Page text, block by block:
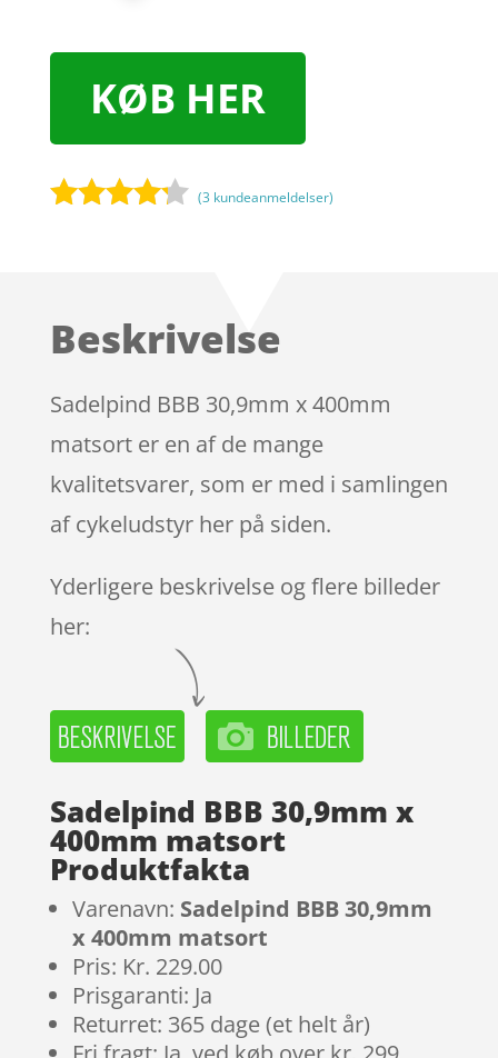
KØB HER
på
mmelser
(3 kundeanmeldelser)
Beskrivelse
Sadelpind BBB 30,9mm x 400mm
matsort er en af de mange
kvalitetsvarer, som er med i samlingen
af cykeludstyr her på siden.
Yderligere beskrivelse og flere billeder
her:
Sadelpind BBB 30,9mm x
400mm matsort
Produktfakta
Varenavn: Sadelpind BBB 30,9mm
x 400mm matsort
Pris: Kr. 229.00
Prisgaranti: Ja
Returret: 365 dage (et helt år)